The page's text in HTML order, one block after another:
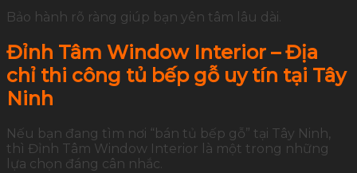
Bảo hành rõ ràng giúp bạn yên tâm lâu dài.
Đỉnh Tâm Window Interior – Địa
chỉ thi công tủ bếp gỗ uy tín tại Tây
Ninh
Nếu bạn đang tìm nơi “bán tủ bếp gỗ” tại Tây Ninh,
thì Đỉnh Tâm Window Interior là một trong những
lựa chọn đáng cân nhắc.